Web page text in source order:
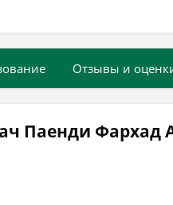
Отзывы и
Паенди Фархад